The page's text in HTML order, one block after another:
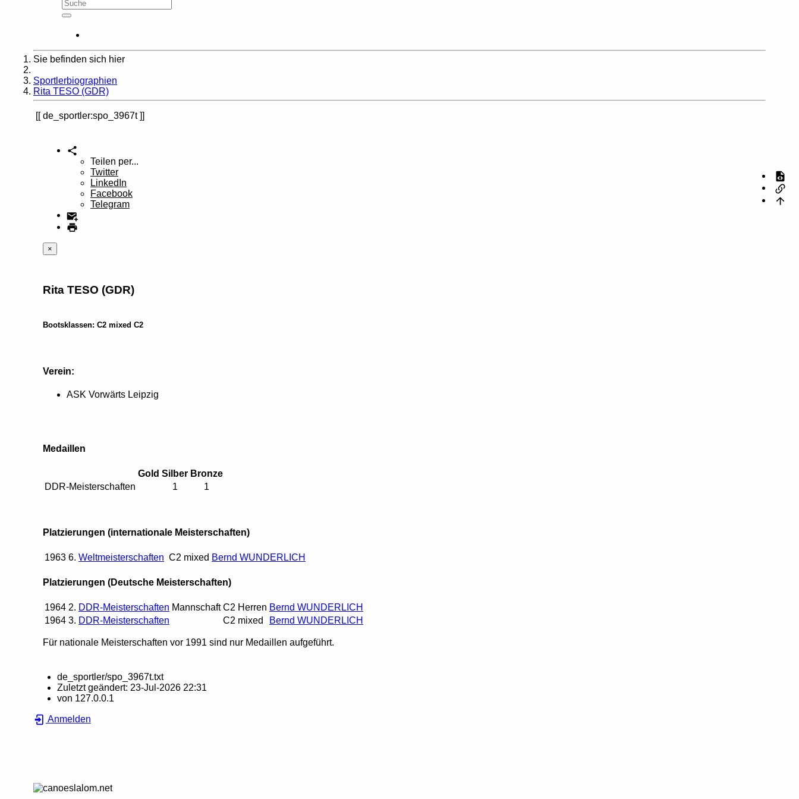
Sie befinden sich hier
Sportlerbiographien
Rita TESO (GDR)
de_sportler:spo_3967t
Teilen per...
Twitter
LinkedIn
Facebook
Telegram
×
Rita TESO (GDR)
Bootsklassen: C2 mixed C2
Verein:
ASK Vorwärts Leipzig
Medaillen
Gold Silber Bronze
DDR-Meisterschaften
1 1
Platzierungen (internationale Meisterschaften)
1963 6. Weltmeisterschaften C2 mixed Bernd WUNDERLICH
Platzierungen (Deutsche Meisterschaften)
1964 2. DDR-Meisterschaften Mannschaft C2 Herren Bernd WUNDERLICH
1964 3. DDR-Meisterschaften C2 mixed Bernd WUNDERLICH
Für nationale Meisterschaften vor 1991 sind nur Medaillen aufgeführt.
de_sportler/spo_3967t.txt
Zuletzt geändert: 23-Jul-2026 22:31
von 127.0.0.1
Anmelden